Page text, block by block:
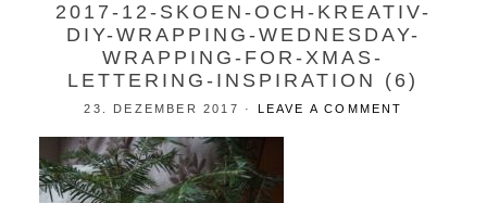
2017-12-SKOEN-OCH-KREATIV-
DIY-WRAPPING-WEDNESDAY-
WRAPPING-FOR-XMAS-
LETTERING-INSPIRATION (6)
23. DEZEMBER 2017 · LEAVE A COMMENT